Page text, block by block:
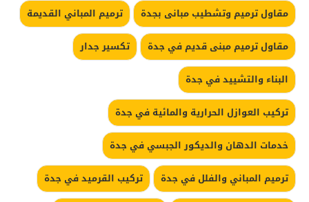
مقاول ترميم وتشطيب مبانى بجدة
ترميم المباني القديمة
مقاول ترميم مبنى قديم في جدة
تكسير جدار
البناء والتشييد في جدة
تركيب العوازل الحرارية والمائية في جدة
خدمات الدهان والديكور الجبسي في جدة
ترميم المباني والفلل في جدة
تركيب القرميد في جدة